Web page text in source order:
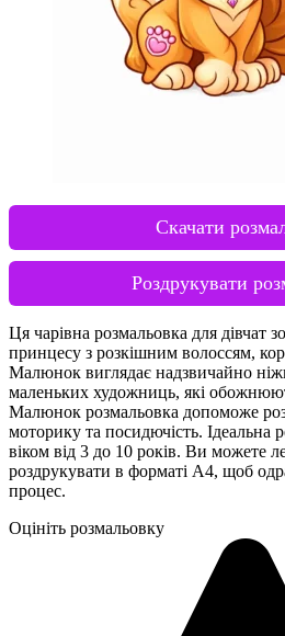
Скачати
Роздрукувати
Ця чарівна розмальовка для дівчат
принцесу з розкішним волоссям,
Малюнок виглядає надзвичайно
маленьких художниць, які
Малюнок розмальовка допоможе
моторику та посидючість. Ідеальна
віком від 3 до 10 років. Ви можете
роздрукувати в форматі А4, щоб
процес.
Оцініть розмальовку